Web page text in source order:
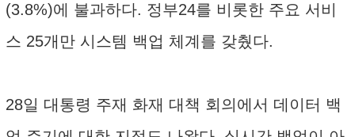
(3.8%)에 불과하다. 정부24를 비롯한 주요 서비
스 25개만 시스템 백업 체계를 갖췄다.
28일 대통령 주재 화재 대책 회의에서 데이터 백